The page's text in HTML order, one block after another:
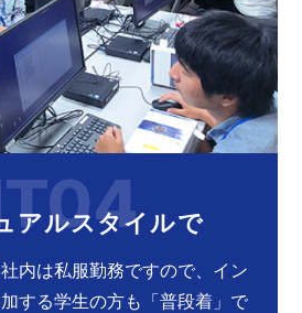
アルスタイルで
内は私服勤務ですので、イン
する学生の方も「普段着」で